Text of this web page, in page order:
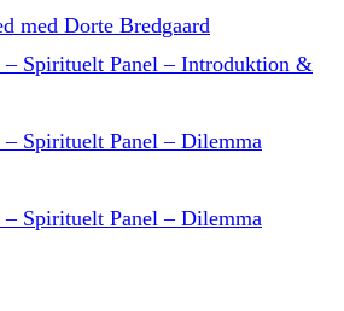
med Dorte Bredgaard
Spirituelt Panel – Introduktion &
Spirituelt Panel – Dilemma
Spirituelt Panel – Dilemma